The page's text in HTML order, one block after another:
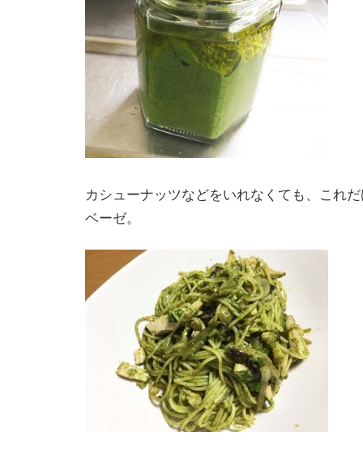
カシューナッツなどをいれなくても、これ
ベーゼ。